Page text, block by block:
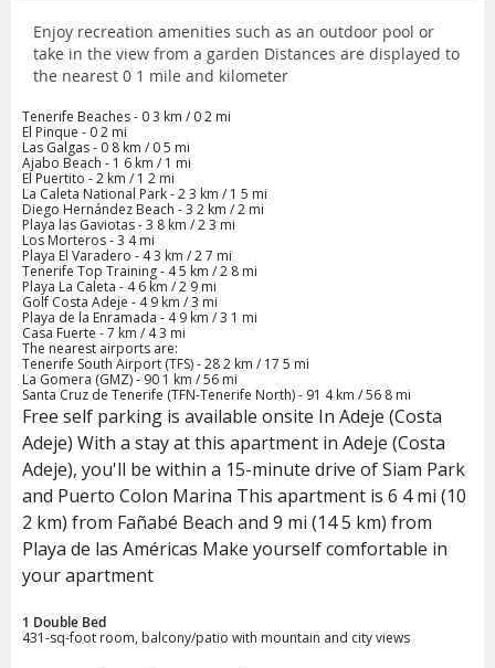
Enjoy recreation amenities such as an outdoor pool or
take in the view from a garden Distances are displayed to
the nearest 0 1 mile and kilometer
Tenerife Beaches - 0 3 km / 0 2 mi
El Pinque - 0 2 mi
Las Galgas - 0 8 km / 0 5 mi
Ajabo Beach - 1 6 km / 1 mi
El Puertito - 2 km / 1 2 mi
La Caleta National Park - 2 3 km / 1 5 mi
Diego Hernández Beach - 3 2 km / 2 mi
Playa las Gaviotas - 3 8 km / 2 3 mi
Los Morteros - 3 4 mi
Playa El Varadero - 4 3 km / 2 7 mi
Tenerife Top Training - 4 5 km / 2 8 mi
Playa La Caleta - 4 6 km / 2 9 mi
Golf Costa Adeje - 4 9 km / 3 mi
Playa de la Enramada - 4 9 km / 3 1 mi
Casa Fuerte - 7 km / 4 3 mi
The nearest airports are:
Tenerife South Airport (TFS) - 28 2 km / 17 5 mi
La Gomera (GMZ) - 90 1 km / 56 mi
Santa Cruz de Tenerife (TFN-Tenerife North) - 91 4 km / 56 8 mi
Free self parking is available onsite In Adeje (Costa
Adeje) With a stay at this apartment in Adeje (Costa
Adeje), you'll be within a 15-minute drive of Siam Park
and Puerto Colon Marina This apartment is 6 4 mi (10
2 km) from Fañabé Beach and 9 mi (14 5 km) from
Playa de las Américas Make yourself comfortable in
your apartment
1 Double Bed
431-sq-foot room, balcony/patio with mountain and city views